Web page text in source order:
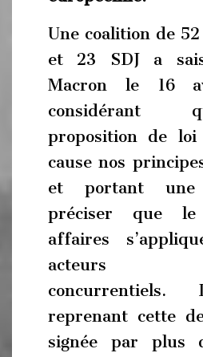
Une coalition de
et 23 SDJ a
Macron le 16
considérant
proposition de
cause nos
et portant une
préciser que
affaires
acteurs
reprenant cette
signée par plus